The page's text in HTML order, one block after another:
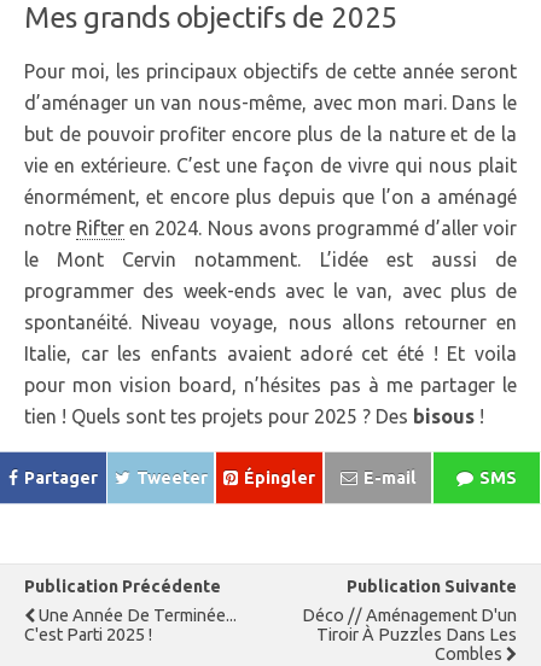
Mes grands objectifs de 2025
Pour moi, les principaux objectifs de cette année seront
d’aménager un van nous-même, avec mon mari. Dans le
but de pouvoir profiter encore plus de la nature et de la
vie en extérieure. C’est une façon de vivre qui nous plait
énormément, et encore plus depuis que l’on a aménagé
notre Rifter en 2024. Nous avons programmé d’aller voir
le Mont Cervin notamment. L’idée est aussi de
programmer des week-ends avec le van, avec plus de
spontanéité. Niveau voyage, nous allons retourner en
Italie, car les enfants avaient adoré cet été ! Et voila
pour mon vision board, n’hésites pas à me partager le
tien ! Quels sont tes projets pour 2025 ? Des bisous !
Partager Tweeter Épingler E-mail SMS
Publication Précédente
Une Année De Terminée...
C'est Parti 2025 !
Publication Suivante
Déco // Aménagement D'un
Tiroir À Puzzles Dans Les
Combles